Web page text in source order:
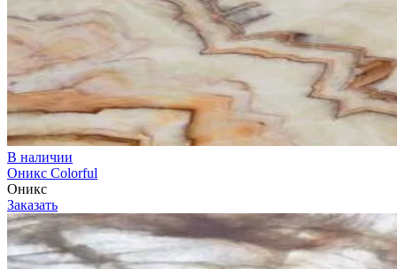
В наличии
Оникс Colorful
Оникс
Заказать